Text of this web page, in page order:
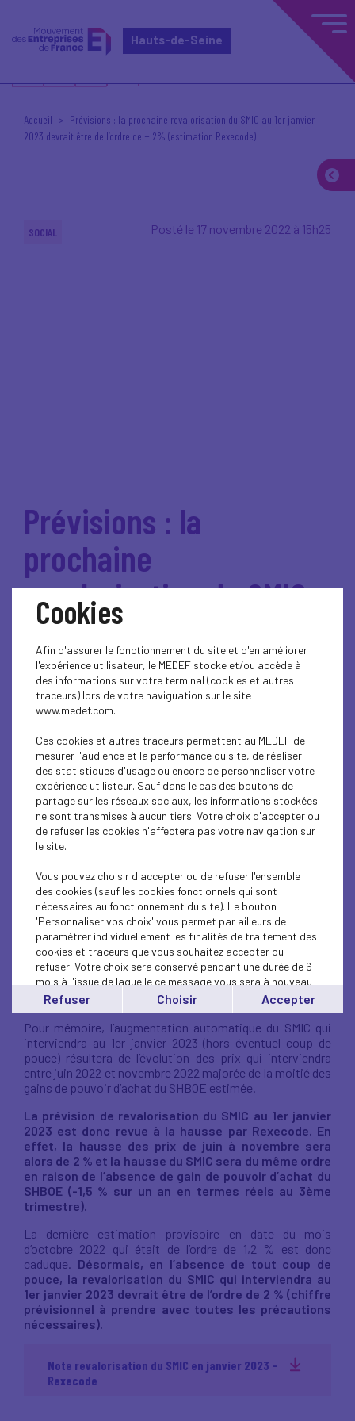
Hauts-de-Seine
Accueil
Prévisions : la prochaine revalorisation du SMIC au 1er janvier
2023 devrait être de l’ordre de + 2% (estimation Rexecode)
SOCIAL Posté le 17 novembre 2022 à 15h25
Prévisions : la
prochaine
revalorisation du SMIC
au 1er janvier 2023
devrait être de l’ordre
de + 2% (estimation
Rexecode)
Vous trouverez ci-joint une nouvelle
note de Rexecode (institut d’études
économiques) concernant les
au 1er janvier 2023 – tenant compte
des dernières données
économiques disponibles.
Selon ces dernières prévisions et, une nouvelle fois, avec
toute la prudence nécessaire, il n’y aurait pas de nouvelle
revalorisation du SMIC en 2022.
Pour mémoire, l’augmentation automatique du SMIC qui
interviendra au 1er janvier 2023 (hors éventuel coup de
pouce) résultera de l’évolution des prix qui interviendra
entre juin 2022 et novembre 2022 majorée de la moitié des
gains de pouvoir d’achat du SHBOE estimée.
La prévision de revalorisation du SMIC au 1er janvier
2023 est donc revue à la hausse par Rexecode. En
effet, la hausse des prix de juin à novembre sera
alors de 2 % et la hausse du SMIC sera du même ordre
en raison de l’absence de gain de pouvoir d’achat du
SHBOE (-1,5 % sur un an en termes réels au 3ème
trimestre).
La dernière estimation provisoire en date du mois
d’octobre 2022 qui était de l’ordre de 1,2 % est donc
caduque. Désormais, en l’absence de tout coup de
pouce, la revalorisation du SMIC qui interviendra au
1er janvier 2023 devrait être de l’ordre de 2 % (chiffre
prévisionnel à prendre avec toutes les précautions
nécessaires).
Note revalorisation du SMIC en janvier 2023 -
Rexecode
Cookies
Afin d'assurer le fonctionnement du site et d'en améliorer
l'expérience utilisateur, le MEDEF stocke et/ou accède à
des informations sur votre terminal (cookies et autres
traceurs) lors de votre naviguation sur le site
www.medef.com.
Ces cookies et autres traceurs permettent au MEDEF de
mesurer l'audience et la performance du site, de réaliser
des statistiques d'usage ou encore de personnaliser votre
expérience utilisteur. Sauf dans le cas des boutons de
partage sur les réseaux sociaux, les informations stockées
ne sont transmises à aucun tiers. Votre choix d'accepter ou
de refuser les cookies n'affectera pas votre navigation sur
le site.
Vous pouvez choisir d'accepter ou de refuser l'ensemble
des cookies (sauf les cookies fonctionnels qui sont
nécessaires au fonctionnement du site). Le bouton
'Personnaliser vos choix' vous permet par ailleurs de
paramétrer individuellement les finalités de traitement des
cookies et traceurs que vous souhaitez accepter ou
refuser. Votre choix sera conservé pendant une durée de 6
mois à l'issue de laquelle ce message vous sera à nouveau
affiché..
Vous pouvez modifier votre choix à tout moment en
cliquant sur le lien 'cookies'en bas de page.
Refuser Choisir Accepter